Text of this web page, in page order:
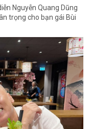
Nguyễn Quang Dũng
trọng cho bạn gái Bùi